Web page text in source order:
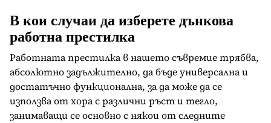
В кои случаи да изберете дънкова
работна престилка
Работната престилка в нашето съвремие трябва,
абсолютно задължително, да бъде универсална и
достатъчно функционална, за да може да се
използва от хора с различни ръст и тегло,
занимаващи се основно с някои от следните